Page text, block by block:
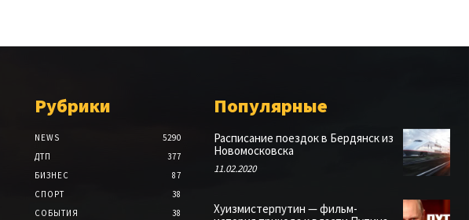
Рубрики
NEWS
5290
ДТП
377
БИЗНЕС
87
СПОРТ
38
СОБЫТИЯ
38
Популярные
Расписание поездок в Бердянск из
Новомосковска
11.02.2020
Хуизмистерпутин — фильм-